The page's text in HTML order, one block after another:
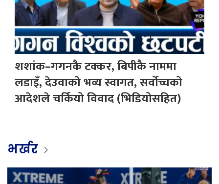
शशांक–गगनकै टक्कर, बिपीकै नाममा
लडाइँ, देउवाको भव्य स्वागत, सर्वोच्चको
आदेशले चर्कियो विवाद (भिडियोसहित)
भर्खर